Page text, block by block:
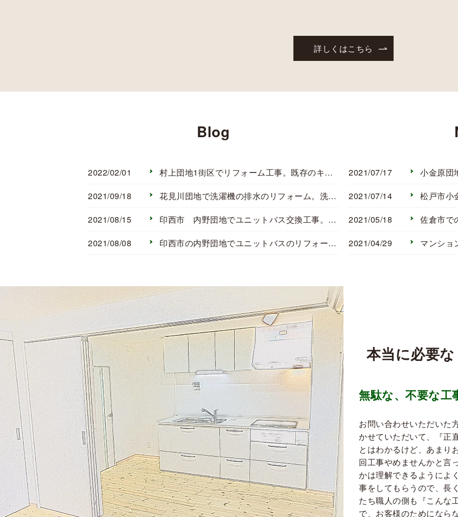
詳しくはこちら
Blog
村上団地1街区でリフォーム工事。既存のキッチンをちょっとなおしてみました。
2022/02/01
花見川団地で洗濯機の排水のリフォーム。洗濯パンは大きくていや！という人こういうのもあります
2021/09/18
印西市 内野団地でユニットバス交換工事。新しくなってうまれかわりました。
2021/08/15
印西市の内野団地でユニットバスのリフォーム。その１ リフォーム前の状況と問題点
2021/08/08
2021/07/17
2021/07/14
2021/05/18
2021/04/29
本当に必要
無駄な、不要な
お問い合わせいただいた
かせていただいて、『正
とはわかるけど、あまり
回工事やめませんかと言
かは理解できるようによ
事をしてもらうので、長
たち職人の側も『こんな
で、お客様のためになら